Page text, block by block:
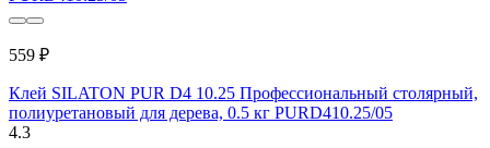
559 ₽
Клей SILATON PUR D4 10.25 Профессиональный столярный,
полиуретановый для дерева, 0.5 кг PURD410.25/05
4.3